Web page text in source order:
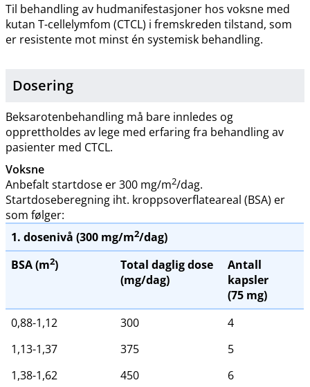
Til behandling av hudmanifestasjoner hos voksne med
kutan T-cellelymfom (CTCL) i fremskreden tilstand, som
er resistente mot minst én systemisk behandling.
Dosering
Beksarotenbehandling må bare innledes og
opprettholdes av lege med erfaring fra behandling av
pasienter med CTCL.
Voksne
Anbefalt startdose er 300 mg​/​m2/dag.
Startdoseberegning iht. kroppsoverflateareal (BSA) er
som følger:
1. dosenivå (300 mg​/​m2/dag)
BSA (m2)
Total daglig dose
(mg​/​dag)
Antall
kapsler
(75 mg)
0,88-1,12
300
4
1,13-1,37
375
5
1,38-1,62
450
6